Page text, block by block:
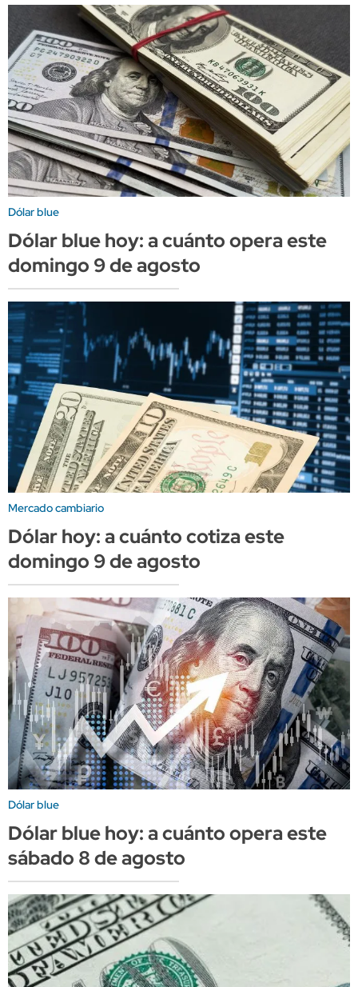
Dólar blue
Dólar blue hoy: a cuánto opera este
domingo 9 de agosto
Mercado cambiario
Dólar hoy: a cuánto cotiza este
domingo 9 de agosto
Dólar blue
Dólar blue hoy: a cuánto opera este
sábado 8 de agosto